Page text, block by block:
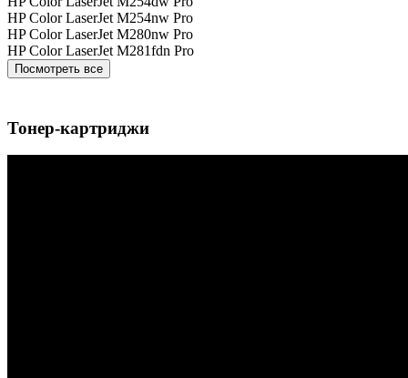
HP Color LaserJet M254nw Pro
HP Color LaserJet M280nw Pro
HP Color LaserJet M281fdn Pro
Посмотреть все
Тонер-картриджи